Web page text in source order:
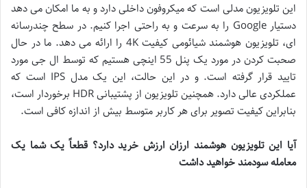
این تلویزیون مدلی است که میکروفون داخلی دارد و به ما امکان می دهد
دستیار Google را به سرعت و به راحتی اجرا کنیم. در سطح چندرسانه
ای، تلویزیون هوشمند شیائومی کیفیت 4K را ارائه می دهد. ما در حال
صحبت کردن در مورد یک پنل 55 اینچی هستیم که توسط ال جی مورد
تایید قرار گرفته است. و در این حالت، این یک مدل IPS است که
عملکردی عالی دارد. همچنین تلویزیون از پشتیبانی HDR برخوردار است،
بنابراین کیفیت تصویر برای هر کاربر متوسط ​​بیش از اندازه کافی است.
آیا این تلویزیون هوشمند ارزان ارزش خرید دارد؟ قطعاً یک شما یک
معامله سودمند خواهید داشت